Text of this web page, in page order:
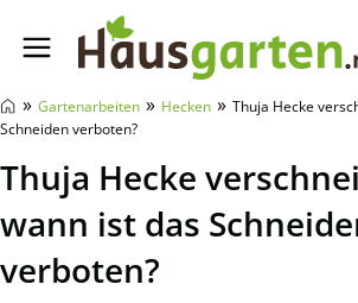
Hausgarten.net
» Gartenarbeiten » Hecken » Thuja Hecke
Schneiden verboten?
Thuja Hecke
wann ist das
verboten?